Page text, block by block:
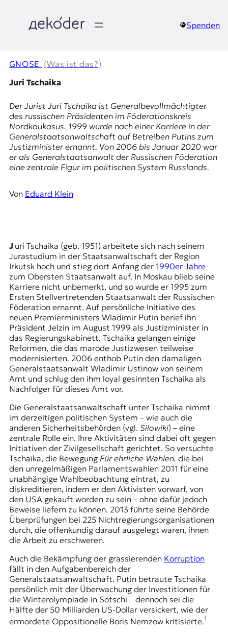
springen
e
k
o
d
e
r
|
K
O
D
E
R
W
i
s
s
n
J
o
u
n
a
l
i
s
m
u
s
n
d
M
e
d
e
Spenden
GNOSE (Was ist das?)
Juri Tschaika
Der Jurist Juri Tschaika ist Generalbevollmächtigter
des russischen Präsidenten im Föderationskreis
Nordkaukasus. 1999 wurde nach einer Karriere in der
Generalstaatsanwaltschaft auf Betreiben Putins zum
Justizminister ernannt. Von 2006 bis Januar 2020 war
er als Generalstaatsanwalt der Russischen Föderation
eine zentrale Figur im politischen System Russlands.
Von Eduard Klein
Juri Tschaika (geb. 1951) arbeitete sich nach seinem
Jurastudium in der Staatsanwaltschaft der Region
Irkutsk hoch und stieg dort Anfang der 1990er Jahre
zum Obersten Staatsanwalt auf. In Moskau blieb seine
Karriere nicht unbemerkt, und so wurde er 1995 zum
Ersten Stellvertretenden Staatsanwalt der Russischen
Föderation ernannt. Auf persönliche Initiative des
neuen Premierministers Wladimir Putin berief ihn
Präsident Jelzin im August 1999 als Justizminister in
das Regierungskabinett. Tschaika gelangen einige
Reformen, die das marode Justizwesen teilweise
modernisierten. 2006 enthob Putin den damaligen
Generalstaatsanwalt Wladimir Ustinow von seinem
Amt und schlug den ihm loyal gesinnten Tschaika als
Nachfolger für dieses Amt vor.
Die Generalstaatsanwaltschaft unter Tschaika nimmt
im derzeitigen politischen System – wie auch die
anderen Sicherheitsbehörden (vgl. Silowiki) – eine
zentrale Rolle ein. Ihre Aktivitäten sind dabei oft gegen
Initiativen der Zivilgesellschaft gerichtet. So versuchte
Tschaika, die Bewegung Für ehrliche Wahlen, die bei
den unregelmäßigen Parlamentswahlen 2011 für eine
unabhängige Wahlbeobachtung eintrat, zu
diskreditieren, indem er den Aktivisten vorwarf, von
den USA gekauft worden zu sein – ohne dafür jedoch
Beweise liefern zu können. 2013 führte seine Behörde
Überprüfungen bei 225 Nichtregierungsorganisationen
durch, die offenkundig darauf ausgelegt waren, ihnen
die Arbeit zu erschweren.
Auch die Bekämpfung der grassierenden Korruption
fällt in den Aufgabenbereich der
Generalstaatsanwaltschaft. Putin betraute Tschaika
persönlich mit der Überwachung der Investitionen für
die Winterolympiade in Sotschi – dennoch sei die
Hälfte der 50 Milliarden US-Dollar versickert, wie der
ermordete Oppositionelle Boris Nemzow kritisierte.1